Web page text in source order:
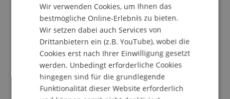
Mehr News
Wir verwenden Cookies, um Ihnen das
bestmögliche Online-Erlebnis zu bieten.
Wir setzen dabei auch Services von
Drittanbietern ein (z.B. YouTube), wobei die
Cookies erst nach Ihrer Einwilligung gesetzt
werden. Unbedingt erforderliche Cookies
hingegen sind für die grundlegende
Funktionalität dieser Website erforderlich